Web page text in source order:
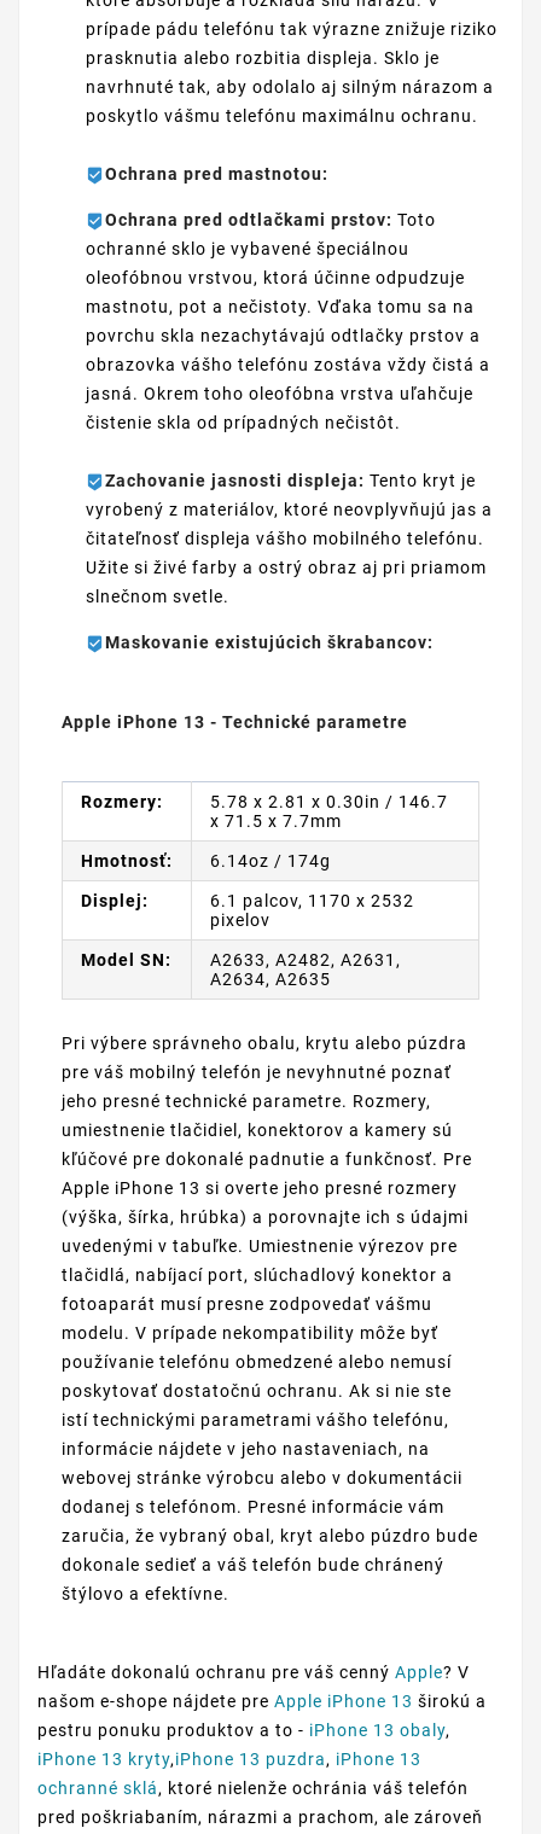
prípade pádu telefónu tak výrazne znižuje riziko
prasknutia alebo rozbitia displeja. Sklo je
navrhnuté tak, aby odolalo aj silným nárazom a
poskytlo vášmu telefónu maximálnu ochranu.
Ochrana pred mastnotou:
Ochrana pred odtlačkami prstov: Toto
ochranné sklo je vybavené špeciálnou
oleofóbnou vrstvou, ktorá účinne odpudzuje
mastnotu, pot a nečistoty. Vďaka tomu sa na
povrchu skla nezachytávajú odtlačky prstov a
obrazovka vášho telefónu zostáva vždy čistá a
jasná. Okrem toho oleofóbna vrstva uľahčuje
čistenie skla od prípadných nečistôt.
Zachovanie jasnosti displeja: Tento kryt je
vyrobený z materiálov, ktoré neovplyvňujú jas a
čitateľnosť displeja vášho mobilného telefónu.
Užite si živé farby a ostrý obraz aj pri priamom
slnečnom svetle.
Maskovanie existujúcich škrabancov:
Apple iPhone 13 - Technické parametre
Rozmery:
5.78 x 2.81 x 0.30in / 146.7
x 71.5 x 7.7mm
Hmotnosť: 6.14oz / 174g
Displej:
6.1 palcov, 1170 x 2532
pixelov
Model SN:
A2633, A2482, A2631,
A2634, A2635
Pri výbere správneho obalu, krytu alebo púzdra
pre váš mobilný telefón je nevyhnutné poznať
jeho presné technické parametre. Rozmery,
umiestnenie tlačidiel, konektorov a kamery sú
kľúčové pre dokonalé padnutie a funkčnosť. Pre
Apple iPhone 13 si overte jeho presné rozmery
(výška, šírka, hrúbka) a porovnajte ich s údajmi
uvedenými v tabuľke. Umiestnenie výrezov pre
tlačidlá, nabíjací port, slúchadlový konektor a
fotoaparát musí presne zodpovedať vášmu
modelu. V prípade nekompatibility môže byť
používanie telefónu obmedzené alebo nemusí
poskytovať dostatočnú ochranu. Ak si nie ste
istí technickými parametrami vášho telefónu,
informácie nájdete v jeho nastaveniach, na
webovej stránke výrobcu alebo v dokumentácii
dodanej s telefónom. Presné informácie vám
zaručia, že vybraný obal, kryt alebo púzdro bude
dokonale sedieť a váš telefón bude chránený
štýlovo a efektívne.
Hľadáte dokonalú ochranu pre váš cenný Apple? V
našom e-shope nájdete pre Apple iPhone 13 širokú a
pestru ponuku produktov a to - iPhone 13 obaly,
iPhone 13 kryty,iPhone 13 puzdra, iPhone 13
ochranné sklá, ktoré nielenže ochránia váš telefón
pred poškriabaním, nárazmi a prachom, ale zároveň